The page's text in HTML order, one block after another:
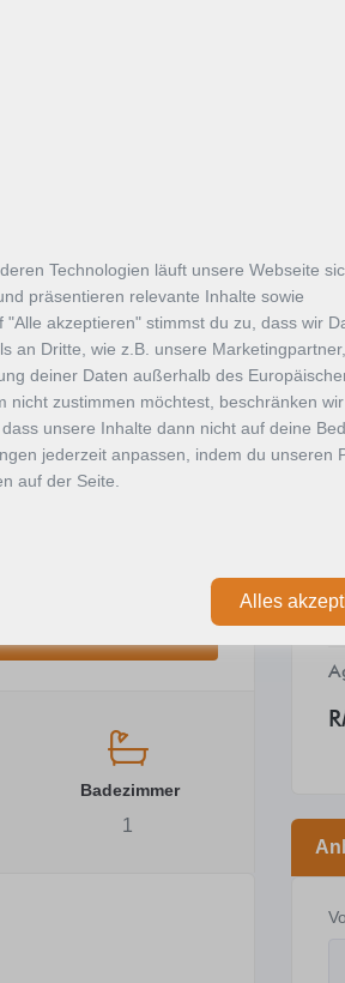
Teilen
Datum: 08.07.2026
Badezimmer
1
Technologien läuft unsere Webseite
präsentieren relevante Inhalte sowie
akzeptieren" stimmst du zu, dass wir
an Dritte, wie z.B. unsere Marketingpartner,
deiner Daten außerhalb des
nicht zustimmen möchtest, beschränken
unsere Inhalte dann nicht auf deine
jederzeit anpassen, indem du unseren
auf der Seite.
Alles